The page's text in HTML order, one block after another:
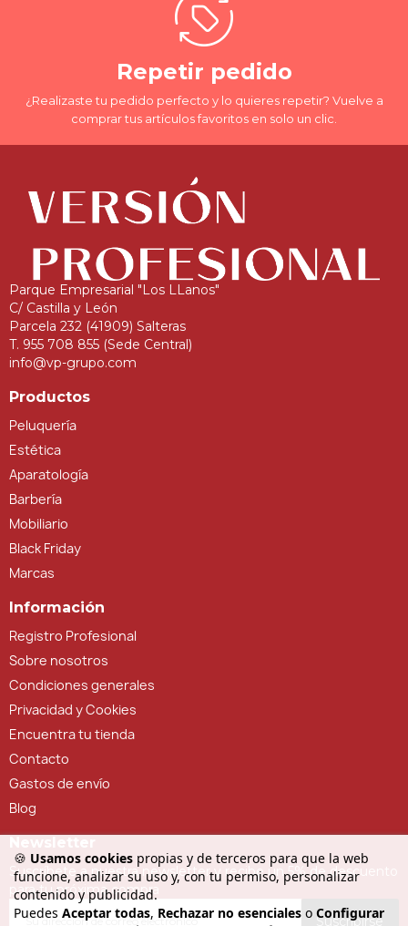
🍪 Usamos cookies propias y de terceros para que la web
funcione, analizar su uso y, con tu permiso, personalizar
contenido y publicidad.
Puedes Aceptar todas, Rechazar no esenciales o Configurar
Repetir pedido
¿Realizaste tu pedido perfecto y lo quieres repetir? Vuelve a
comprar tus artículos favoritos en solo un clic.
Parque Empresarial "Los LLanos"
C/ Castilla y León
Parcela 232 (41909) Salteras
T. 955 708 855 (Sede Central)
info@vp-grupo.com
Productos
Peluquería
Estética
Aparatología
Barbería
Mobiliario
Black Friday
Marcas
Información
Registro Profesional
Sobre nosotros
Condiciones generales
Privacidad y Cookies
Encuentra tu tienda
Contacto
Gastos de envío
Blog
Suscríbete a nuestra newsletter y recibe un 5% de descuento
para tu próxima compra
Suscribirse